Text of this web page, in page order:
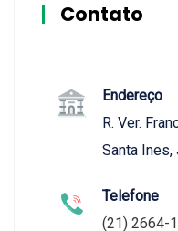
Contato
Endereço
R. Ver.
Santa
Telefone
(21) 2664-